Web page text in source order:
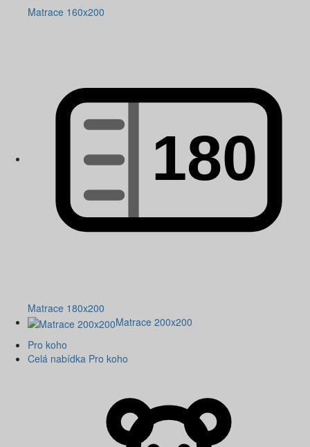
Matrace 160x200
Matrace 180x200
Matrace 200x200
Pro koho
Celá nabídka Pro koho